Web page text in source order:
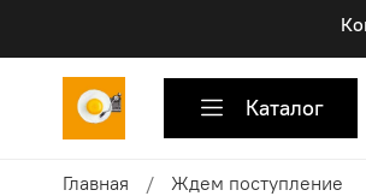
Каталог
Главная Ждем поступление